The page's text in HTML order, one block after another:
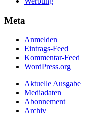
Meta
Anmelden
Eintrags-Feed
Kommentar-Feed
WordPress.org
Aktuelle Ausgabe
Mediadaten
Abonnement
Archiv